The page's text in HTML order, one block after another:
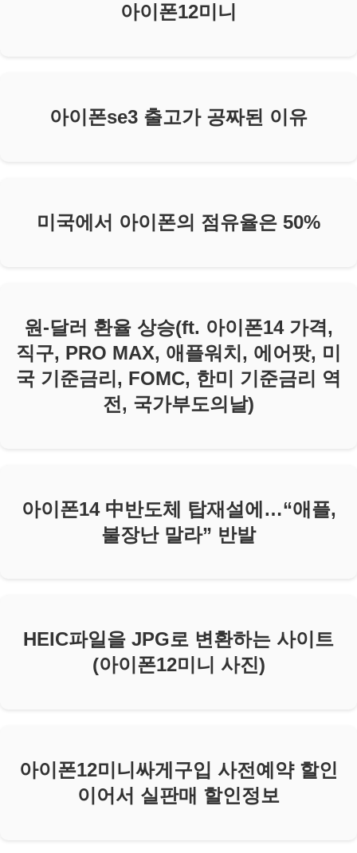
아이폰12미니
아이폰se3 출고가 공짜된 이유
미국에서 아이폰의 점유율은 50%
원-달러 환율 상승(ft. 아이폰14 가격,
직구, PRO MAX, 애플워치, 에어팟, 미
국 기준금리, FOMC, 한미 기준금리 역
전, 국가부도의날)
아이폰14 中반도체 탑재설에…“애플,
불장난 말라” 반발
HEIC파일을 JPG로 변환하는 사이트
(아이폰12미니 사진)
아이폰12미니싸게구입 사전예약 할인
이어서 실판매 할인정보